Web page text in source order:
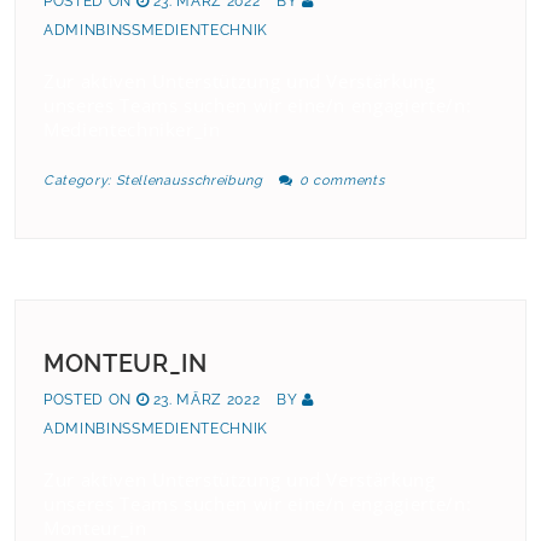
ADMINBINSSMEDIENTECHNIK
Category: Stellenausschreibung 0 comments
MONTEUR_IN
POSTED ON 23. MÄRZ 2022
BY
ADMINBINSSMEDIENTECHNIK